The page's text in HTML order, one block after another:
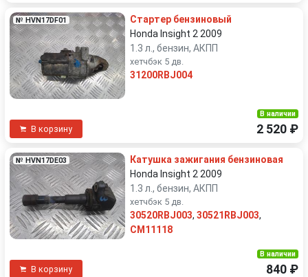
№ HVN17DF01
Стартер бензиновый
Honda Insight 2 2009
1.3 л., бензин, АКПП
хетчбэк 5 дв.
31200RBJ004
В корзину
В наличии
2 520 ₽
№ HVN17DE03
Катушка зажигания бензиновая
Honda Insight 2 2009
1.3 л., бензин, АКПП
хетчбэк 5 дв.
30520RBJ003, 30521RBJ003,
CM11118
В корзину
В наличии
840 ₽